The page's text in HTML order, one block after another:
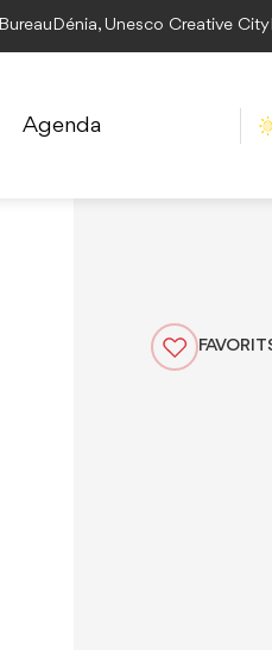
Dénia, Unesco Creative City
Agenda